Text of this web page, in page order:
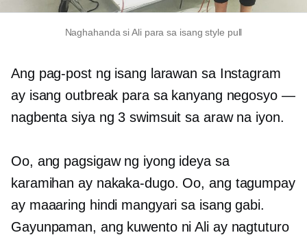
Naghahanda si Ali para sa isang style pull
Ang pag-post ng isang larawan sa Instagram
ay isang outbreak para sa kanyang negosyo —
nagbenta siya ng 3 swimsuit sa araw na iyon.
Oo, ang pagsigaw ng iyong ideya sa
karamihan ay nakaka-dugo. Oo, ang tagumpay
ay maaaring hindi mangyari sa isang gabi.
Gayunpaman, ang kuwento ni Ali ay nagtuturo